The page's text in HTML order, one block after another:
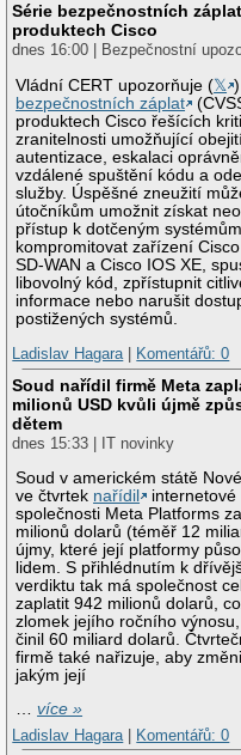
Série bezpečnostních
produktech Cisco
dnes 16:00 | Bezpečnostní
Vládní CERT upozorňuje (𝕏
bezpečnostních záplat
produktech Cisco řešících
zranitelnosti umožňující
autentizace, eskalaci
vzdálené spuštění kódu a
služby. Úspěšné zneužití
útočníkům umožnit získat
přístup k dotčeným systémům,
kompromitovat zařízení
SD-WAN a Cisco IOS XE,
libovolný kód, zpřístupnit
informace nebo narušit
postižených systémů.
Ladislav Hagara| Komentářů: 0
Soud nařídil firmě Meta
milionů USD kvůli újmě
dětem
dnes 15:33 | IT novinky
Soud v americkém státě
ve čtvrtek nařídil
internetové
společnosti Meta Platforms
milionů dolarů (téměř 12
újmy, které její platformy
lidem. S přihlédnutím k
verdiktu tak má společnost
zaplatit 942 milionů dolarů,
zlomek jejího ročního
činil 60 miliard dolarů.
firmě také nařizuje, aby
jakým její
…více »
Ladislav Hagara
Komentářů: 0